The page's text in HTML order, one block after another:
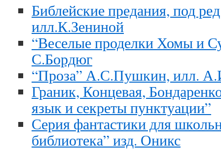
Библейские предания, под
илл.К.Зениной
“Веселые проделки Хомы и
С.Бордюг
“Проза” А.С.Пушкин, илл.
Граник, Концевая,
язык и секреты пунктуации”
Серия фантастики для
библиотека” изд. Оникс